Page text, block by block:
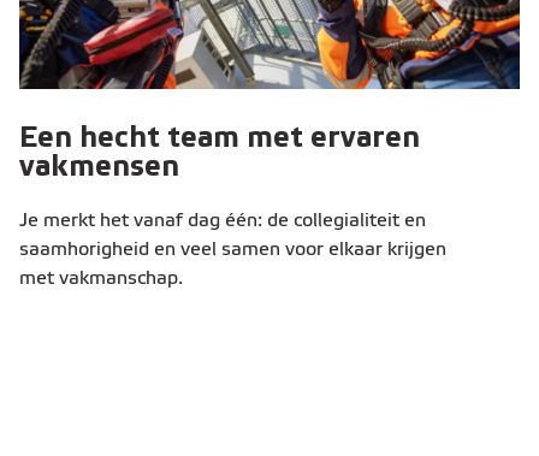
Een hecht team met ervaren
vakmensen
Je merkt het vanaf dag één: de collegialiteit en
saamhorigheid en veel samen voor elkaar krijgen
met vakmanschap.